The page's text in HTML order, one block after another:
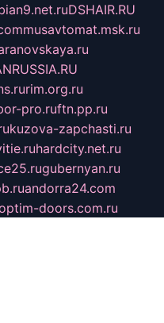
DSHAIR.RU
musavtomat.msk.ru
rim.org.ru
pro.ruftn.pp.ru
kuzova-zapchasti.ru
hardcity.net.ru
gubernyan.ru
andorra24.com
doors.com.ru